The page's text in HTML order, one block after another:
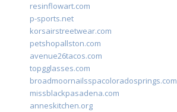
resinflowart.com
p-sports.net
korsairstreetwear.com
petshopallston.com
avenue26tacos.com
topgglasses.com
broadmoornailsspacoloradosprings.com
missblackpasadena.com
anneskitchen.org